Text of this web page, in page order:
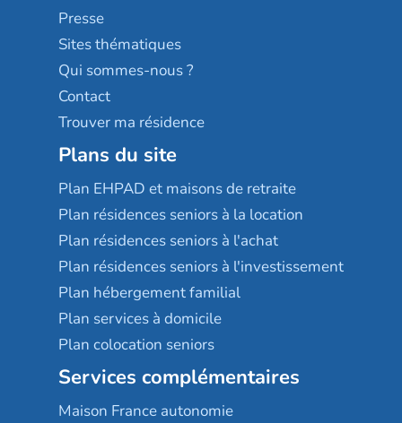
Sérénys
Résidences services Villa Médicis
Presse
Sites thématiques
Qui sommes-nous ?
Contact
Trouver ma résidence
Plans du site
Plan EHPAD et maisons de retraite
Plan résidences seniors à la location
Plan résidences seniors à l'achat
Plan résidences seniors à l'investissement
Plan hébergement familial
Plan services à domicile
Plan colocation seniors
Services complémentaires
Maison France autonomie